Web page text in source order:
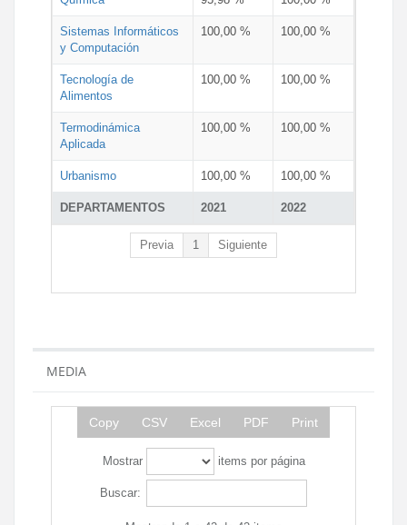
DEPARTAMENTOS 2021 2022
Sistemas Informáticos
y Computación
100,00 % 100,00 %
Tecnología de
Alimentos
100,00 % 100,00 %
Termodinámica
Aplicada
100,00 % 100,00 %
Urbanismo 100,00 % 100,00 %
Previa 1 Siguiente
MEDIA
Copy CSV Excel PDF Print
Mostrar items por página
Buscar: